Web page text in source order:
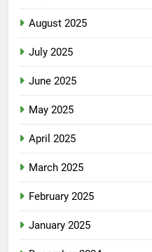
August 2025
July 2025
June 2025
May 2025
April 2025
March 2025
February 2025
January 2025